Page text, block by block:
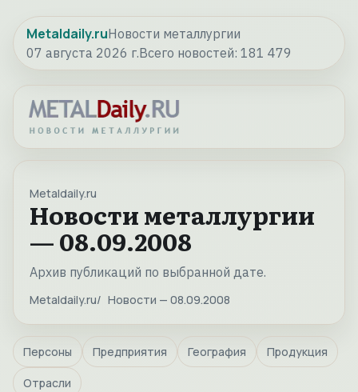
Metaldaily.ruНовости металлургии
07 августа 2026 г.Всего новостей: 181 479
Metaldaily.ru
Новости металлургии
— 08.09.2008
Архив публикаций по выбранной дате.
Metaldaily.ru Новости — 08.09.2008
Персоны Предприятия География Продукция
Отрасли